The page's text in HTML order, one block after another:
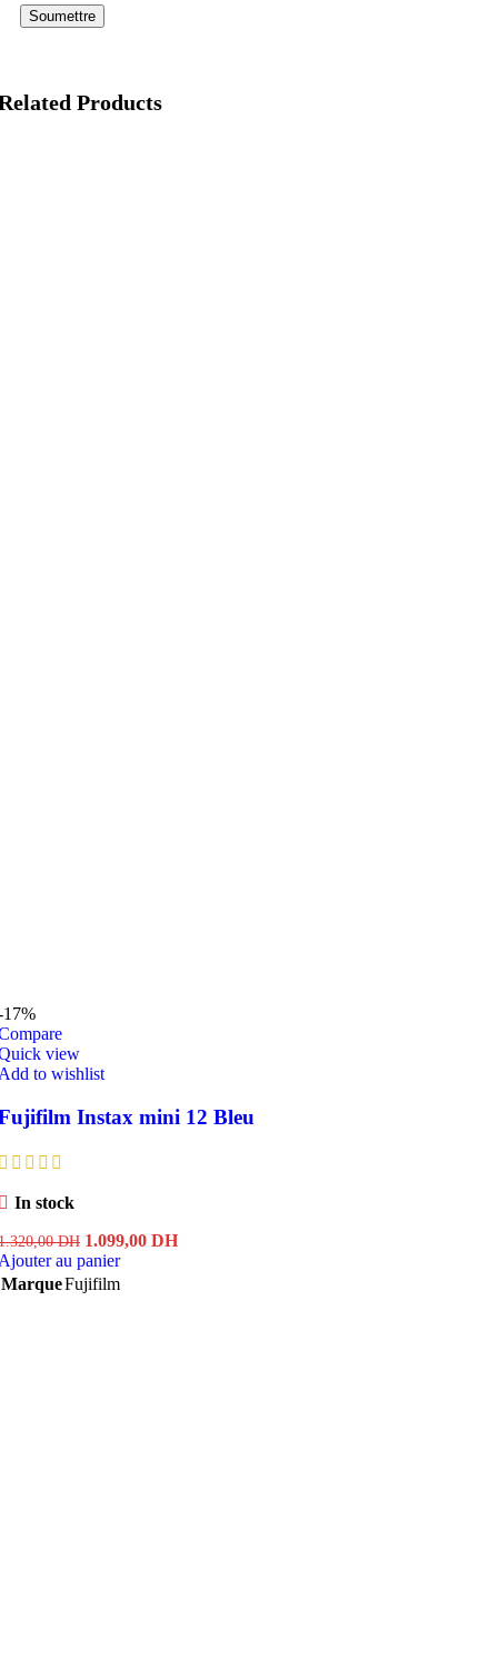
Products
17%
view
to wishlist
Instax mini 12 Bleu
In stock
DH Le
prix
initial
était :
1.099,00 DHLe
au panier
MarqueFujifilm